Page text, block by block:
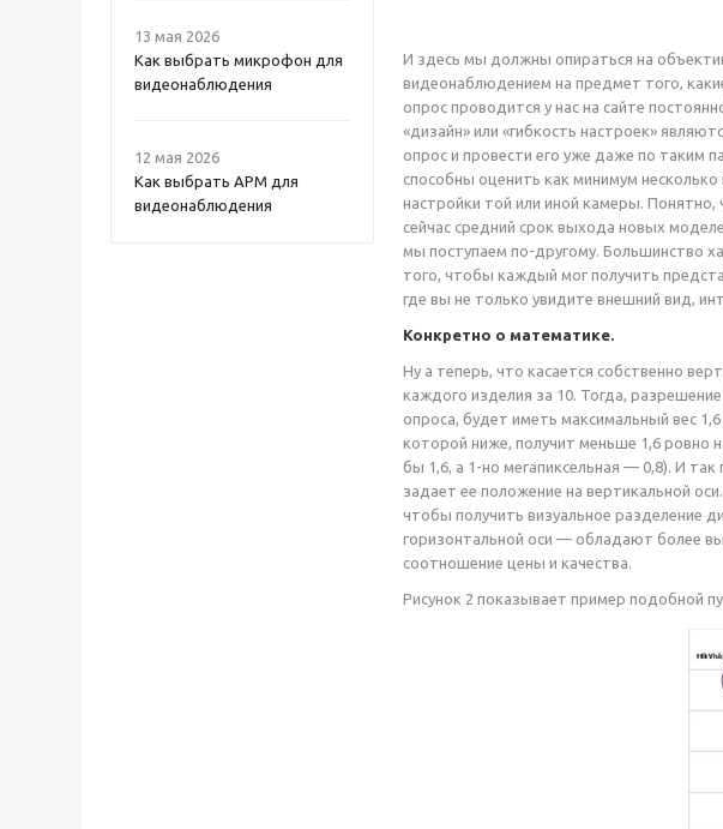
13 мая 2026
Как выбрать микрофон для
видеонаблюдения
12 мая 2026
Как выбрать APM для
видеонаблюдения
И здесь мы должны опираться на
видеонаблюдением на предмет того,
опрос проводится у нас на сайте
«дизайн» или «гибкость настроек»
опрос и провести его уже даже по таким
способны оценить как минимум
настройки той или иной камеры.
сейчас средний срок выхода новых
мы поступаем по-другому. Большинство
того, чтобы каждый мог получить
где вы не только увидите внешний вид,
Конкретно о математике.
Ну а теперь, что касается собственно
каждого изделия за 10. Тогда,
опроса, будет иметь максимальный вес
которой ниже, получит меньше 1,6 ровно
бы 1,6, а 1-но мегапиксельная — 0,8). И
задает ее положение на вертикальной
чтобы получить визуальное разделение
горизонтальной оси — обладают более
соотношение цены и качества.
Рисунок 2 показывает пример подобной